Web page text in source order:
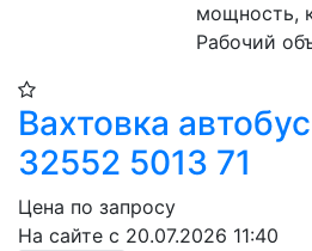
мощность,
Рабочий
Вахтовка
32552 5013 71
Цена по запросу
На сайте с 20.07.2026 11:40